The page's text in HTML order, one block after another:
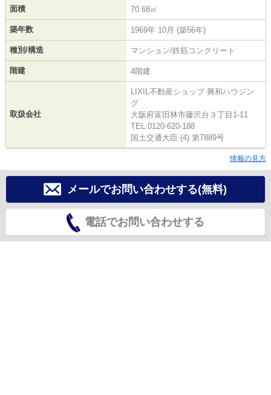
面積 70.68㎡
築年数 1969年 10月 (築56年)
種別/構造 マンション/鉄筋コンクリート
階建 4階建
取扱会社
LIXIL不動産ショップ 興和ハウジン
グ
大阪府富田林市藤沢台３丁目1-11
TEL:0120-620-188
国土交通大臣 (4) 第7889号
情報の見方
メールでお問い合わせする(無料)
電話でお問い合わせする